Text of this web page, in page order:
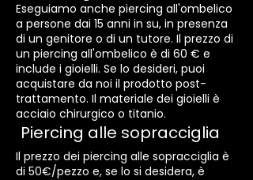
Eseguiamo anche piercing all'ombelico
a persone dai 15 anni in su, in presenza
di un genitore o di un tutore. Il prezzo di
un piercing all'ombelico è di 60 € e
include i gioielli. Se lo desideri, puoi
acquistare da noi il prodotto post-
trattamento. Il materiale dei gioielli è
acciaio chirurgico o titanio.
Piercing alle sopracciglia
Il prezzo dei piercing alle sopracciglia è
di 50€/pezzo e, se lo si desidera, è